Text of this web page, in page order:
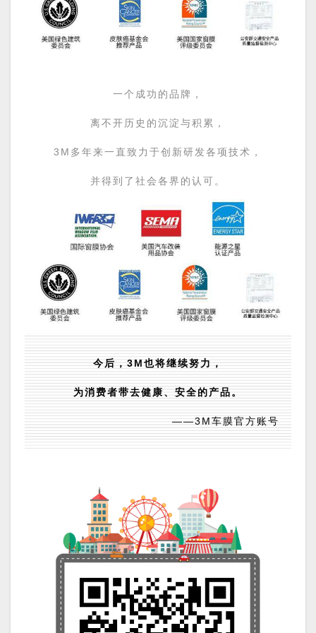
一个成功的品牌，
离不开历史的沉淀与积累，
3M多年来一直致力于创新研发各项技术，
并得到了社会各界的认可。
今后，3M也将继续努力，
为消费者带去健康、安全的产品。
——3M车膜官方账号